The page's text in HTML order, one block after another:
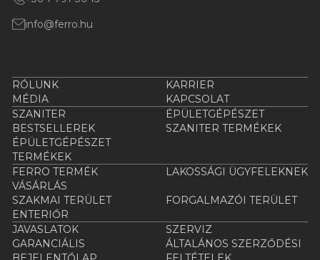
info@ferro.hu
RÓLUNK
KARRIER
MÉDIA
KAPCSOLAT
SZANITER
ÉPÜLETGÉPÉSZET
BESTSELLEREK
SZANITER TERMÉKEK
ÉPÜLETGÉPÉSZET
TERMÉKEK
FERRO TERMÉK
VÁSÁRLÁS
LAKOSSÁGI ÜGYFELEKNEK
SZAKMAI TERÜLET
FORGALMAZÓI TERÜLET
ENTERIŐR
JAVASLATOK
SZERVIZ
GARANCIÁLIS
ÁLTALÁNOS SZERZŐDÉSI